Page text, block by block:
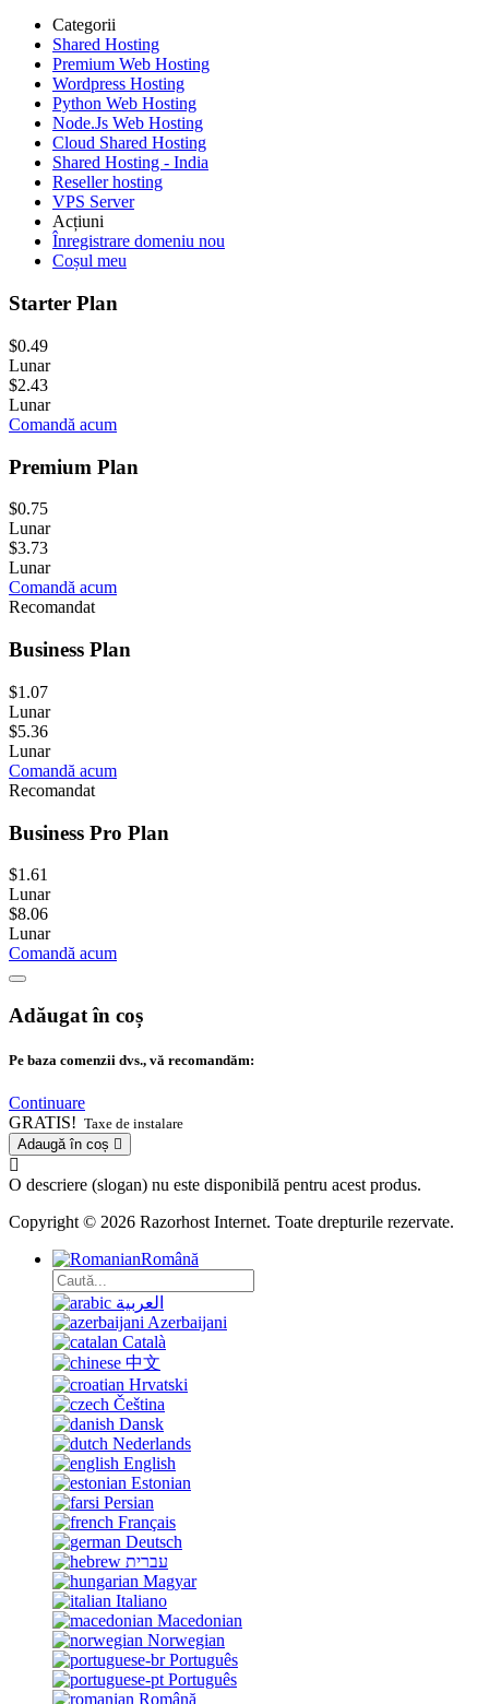
Categorii
Shared Hosting
Premium Web Hosting
Wordpress Hosting
Python Web Hosting
Node.Js Web Hosting
Cloud Shared Hosting
Shared Hosting - India
Reseller hosting
VPS Server
Acțiuni
Înregistrare domeniu nou
Coșul meu
Starter Plan
$0.49
Lunar
$2.43
Lunar
Comandă acum
Premium Plan
$0.75
Lunar
$3.73
Lunar
Comandă acum
Recomandat
Business Plan
$1.07
Lunar
$5.36
Lunar
Comandă acum
Recomandat
Business Pro Plan
$1.61
Lunar
$8.06
Lunar
Comandă acum
Adăugat în coș
Pe baza comenzii dvs., vă recomandăm:
Continuare
GRATIS! Taxe de instalare
Adaugă în coș
O descriere (slogan) nu este disponibilă pentru acest produs.
Copyright © 2026 Razorhost Internet. Toate drepturile rezervate.
Română
العربية
Azerbaijani
Català
中文
Hrvatski
Čeština
Dansk
Nederlands
English
Estonian
Persian
Français
Deutsch
עברית
Magyar
Italiano
Macedonian
Norwegian
Português
Português
Română